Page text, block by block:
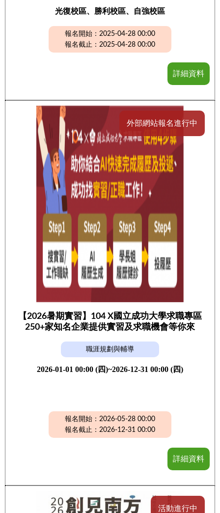
光復校區、勝利校區、自強校區
報名開始：2025-04-28 00:00
報名截止：2025-04-28 00:00
詳細資料
外部網站報名進行中
【2026暑期實習】104 X國立成功大學求職專區
250+家知名企業提供實習及求職機會等你來
職涯規劃與輔導
2026-01-01 00:00 (四)~2026-12-31 00:00 (四)
報名開始：2026-05-28 00:00
報名截止：2026-12-31 00:00
詳細資料
活動進行中